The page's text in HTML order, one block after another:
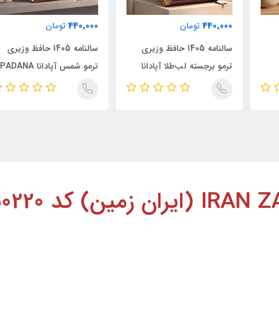
440,000 تومان
سالنامه 1405 حافظ وزیری
ترمو برجسته لب‌طلا آپادانا
APADANA
440,000 تومان
سالنامه 1405 حافظ وزیری
ترمو شمس آپادانا APADANA